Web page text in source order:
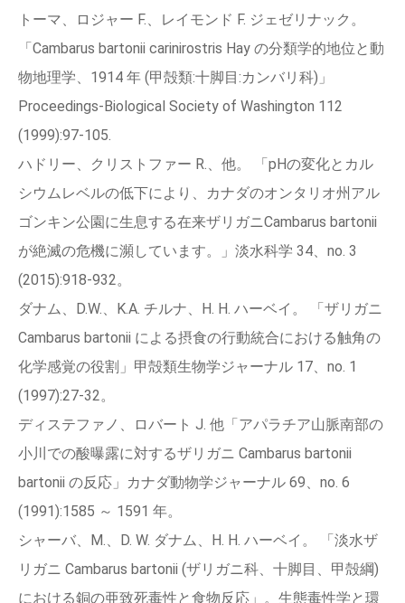
トーマ、ロジャー F.、レイモンド F. ジェゼリナック。
「Cambarus bartonii carinirostris Hay の分類学的地位と動
物地理学、1914 年 (甲殻類:十脚目:カンバリ科)」
Proceedings‑Biological Society of Washington 112
(1999):97-105.
ハドリー、クリストファー R.、他。 「pHの変化とカル
シウムレベルの低下により、カナダのオンタリオ州アル
ゴンキン公園に生息する在来ザリガニCambarus bartonii
が絶滅の危機に瀕しています。」淡水科学 34、no. 3
(2015):918-932。
ダナム、D.W.、K.A. チルナ、H. H. ハーベイ。 「ザリガニ
Cambarus bartonii による摂食の行動統合における触角の
化学感覚の役割」甲殻類生物学ジャーナル 17、no. 1
(1997):27-32。
ディステファノ、ロバート J. 他「アパラチア山脈南部の
小川での酸曝露に対するザリガニ Cambarus bartonii
bartonii の反応」カナダ動物学ジャーナル 69、no. 6
(1991):1585 ～ 1591 年。
シャーバ、M.、D. W. ダナム、H. H. ハーベイ。 「淡水ザ
リガニ Cambarus bartonii (ザリガニ科、十脚目、甲殻綱)
における銅の亜致死毒性と食物反応」。生態毒性学と環